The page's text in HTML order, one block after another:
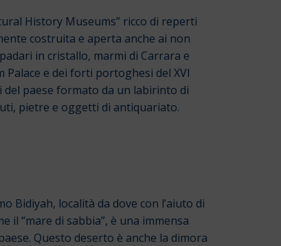
History Museums” ricco di reperti
costruita e aperta anche ai non
in cristallo, marmi di Carrara e
e dei forti portoghesi del XVI
del paese formato da un labirinto di
pietre e oggetti di antiquariato.
Bidiyah, località da dove con l’aiuto di
il “mare di sabbia”, è una immensa
Questo deserto è anche la dimora